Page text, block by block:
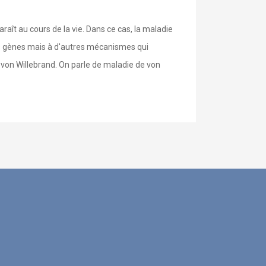
au cours de la vie. Dans ce cas, la maladie
mais à d'autres mécanismes qui
Willebrand. On parle de maladie de von